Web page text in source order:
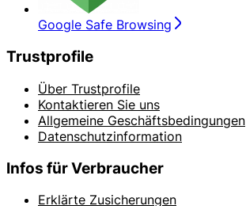
Google Safe Browsing
Trustprofile
Über Trustprofile
Kontaktieren Sie uns
Allgemeine Geschäftsbedingungen
Datenschutzinformation
Infos für Verbraucher
Erklärte Zusicherungen